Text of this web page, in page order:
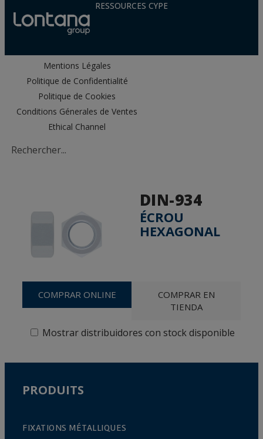
RESSOURCES CYPE
Mentions Légales
Politique de Confidentialité
Politique de Cookies
Conditions Génerales de Ventes
Ethical Channel
DIN-934
ÉCROU
HEXAGONAL
COMPRAR ONLINE
COMPRAR EN
TIENDA
Mostrar distribuidores con stock disponible
PRODUITS
FIXATIONS MÉTALLIQUES